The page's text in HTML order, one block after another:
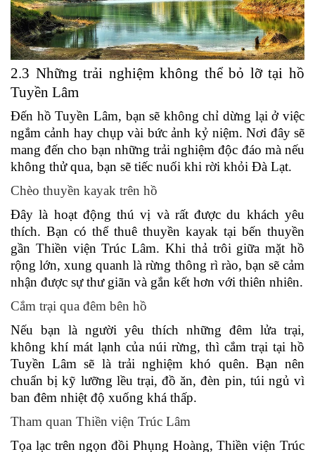
2.3 Những trải nghiệm không thể bỏ lỡ tại hồ
Tuyền Lâm
Đến hồ Tuyền Lâm, bạn sẽ không chỉ dừng lại ở việc
ngắm cảnh hay chụp vài bức ảnh kỷ niệm. Nơi đây sẽ
mang đến cho bạn những trải nghiệm độc đáo mà nếu
không thử qua, bạn sẽ tiếc nuối khi rời khỏi Đà Lạt.
Chèo thuyền kayak trên hồ
Đây là hoạt động thú vị và rất được du khách yêu
thích. Bạn có thể thuê thuyền kayak tại bến thuyền
gần Thiền viện Trúc Lâm. Khi thả trôi giữa mặt hồ
rộng lớn, xung quanh là rừng thông rì rào, bạn sẽ cảm
nhận được sự thư giãn và gắn kết hơn với thiên nhiên.
Cắm trại qua đêm bên hồ
Nếu bạn là người yêu thích những đêm lửa trại,
không khí mát lạnh của núi rừng, thì cắm trại tại hồ
Tuyền Lâm sẽ là trải nghiệm khó quên. Bạn nên
chuẩn bị kỹ lưỡng lều trại, đồ ăn, đèn pin, túi ngủ vì
ban đêm nhiệt độ xuống khá thấp.
Tham quan Thiền viện Trúc Lâm
Tọa lạc trên ngọn đồi Phụng Hoàng, Thiền viện Trúc